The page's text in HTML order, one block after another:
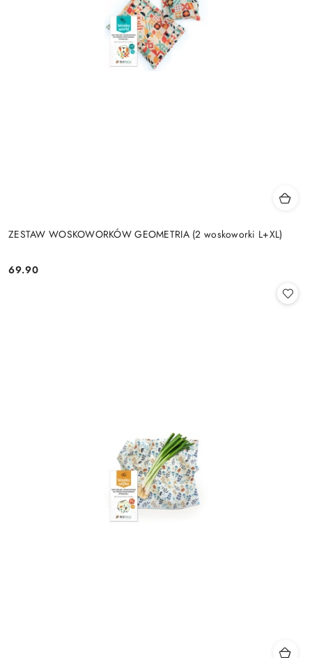
ZESTAW WOSKOWORKÓW GEOMETRIA (2 woskoworki L+XL)
Cena:
69.90